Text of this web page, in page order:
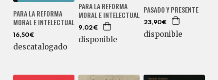
PARA LA REFORMA
MORAL E INTELECTUAL
16,50€
descatalogado
PARA LA REFORMA
MORAL E INTELECTUAL
9,02€
disponible
PASADO Y PRESENTE
23,90€
disponible